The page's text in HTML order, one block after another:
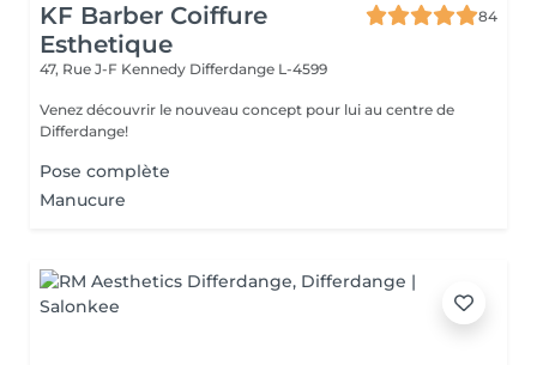
KF Barber Coiffure
Esthetique
84
47, Rue J-F Kennedy Differdange L-4599
Venez découvrir le nouveau concept pour lui au centre de
Differdange!
Pose complète
Manucure